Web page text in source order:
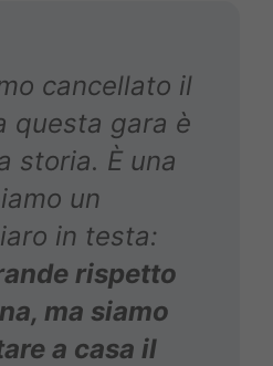
cancellato il
questa gara è
storia. È una
un
in testa:
rispetto
ma siamo
a casa il